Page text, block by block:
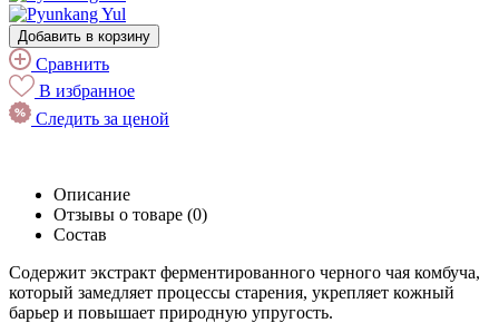
Добавить в корзину
Сравнить
В избранное
Следить за ценой
Описание
Отзывы о товаре (0)
Состав
Содержит экстракт ферментированного черного чая комбуча,
который замедляет процессы старения, укрепляет кожный
барьер и повышает природную упругость.